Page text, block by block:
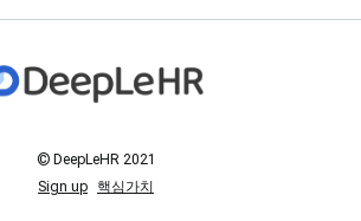
© DeepLeHR 2021
Sign up 핵심가치